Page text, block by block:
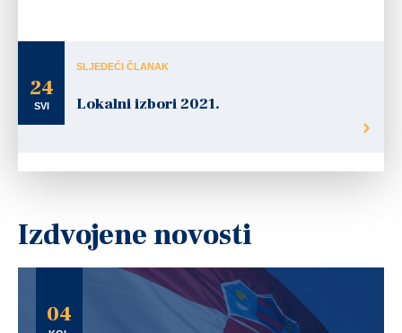
24
SVI
SLJEDEĆI ČLANAK
Lokalni izbori 2021.
Izdvojene novosti
04